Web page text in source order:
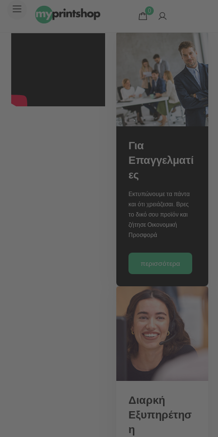
0
Για
Επαγγελματί
ες
Εκτυπώνουμε τα πάντα
και ότι χρειάζεσαι. Βρες
το δικό σου προϊόν και
ζήτησε Οικονομική
Προσφορά
περισσότερα
Διαρκή
Εξυπηρέτησ
η